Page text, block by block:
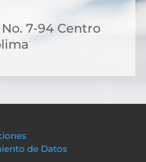
No. 7-94 Centro
de Datos